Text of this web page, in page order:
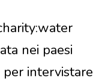
nei paesi
per intervistare